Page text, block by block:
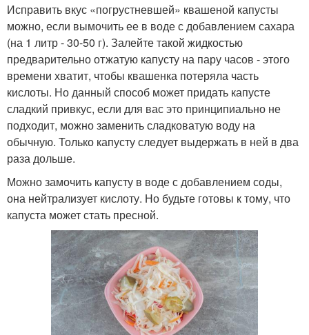
Исправить вкус «погрустневшей» квашеной капусты
можно, если вымочить ее в воде с добавлением сахара
(на 1 литр - 30-50 г). Залейте такой жидкостью
предварительно отжатую капусту на пару часов - этого
времени хватит, чтобы квашенка потеряла часть
кислоты. Но данный способ может придать капусте
сладкий привкус, если для вас это принципиально не
подходит, можно заменить сладковатую воду на
обычную. Только капусту следует выдержать в ней в два
раза дольше.
Можно замочить капусту в воде с добавлением соды,
она нейтрализует кислоту. Но будьте готовы к тому, что
капуста может стать пресной.